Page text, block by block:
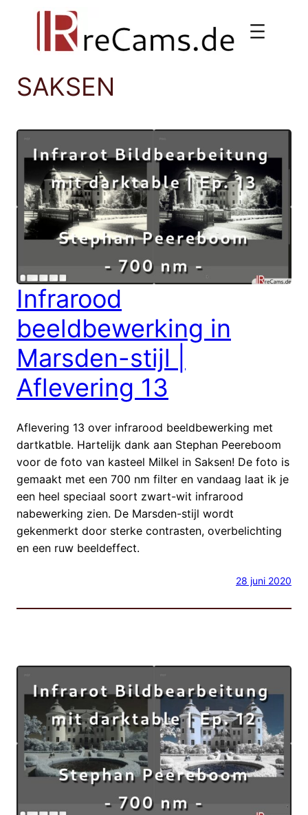
SAKSEN
Infrarood
beeldbewerking in
Marsden-stijl |
Aflevering 13
Aflevering 13 over infrarood beeldbewerking met
dartkatble. Hartelijk dank aan Stephan Peereboom
voor de foto van kasteel Milkel in Saksen! De foto is
gemaakt met een 700 nm filter en vandaag laat ik je
een heel speciaal soort zwart-wit infrarood
nabewerking zien. De Marsden-stijl wordt
gekenmerkt door sterke contrasten, overbelichting
en een ruw beeldeffect.
28 juni 2020